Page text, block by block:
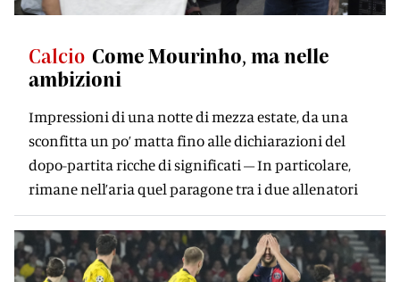
Calcio Come Mourinho, ma nelle
ambizioni
Impressioni di una notte di mezza estate, da una
sconfitta un po’ matta fino alle dichiarazioni del
dopo-partita ricche di significati – In particolare,
rimane nell’aria quel paragone tra i due allenatori